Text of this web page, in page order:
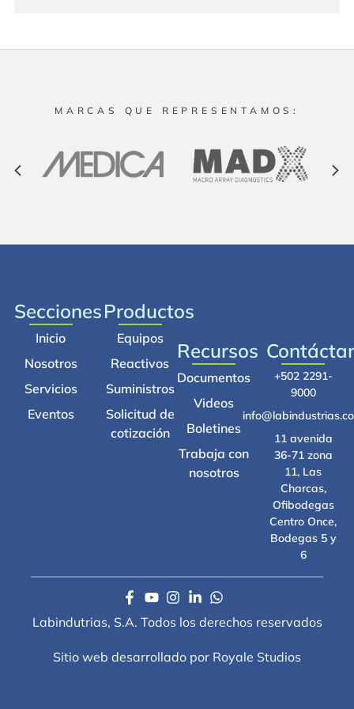
MARCAS QUE REPRESENTAMOS:
Secciones
Inicio
Nosotros
Servicios
Eventos
Productos
Equipos
Reactivos
Suministros
Solicitud de
cotización
Recursos
Documentos
Videos
Boletines
Trabaja con
nosotros
+502 2291-
9000
11 avenida
36-71 zona
11, Las
Charcas,
Ofibodegas
Centro Once,
Bodegas 5 y
6
Labindutrias, S.A. Todos los derechos reservados
Sitio web desarrollado por Royale Studios